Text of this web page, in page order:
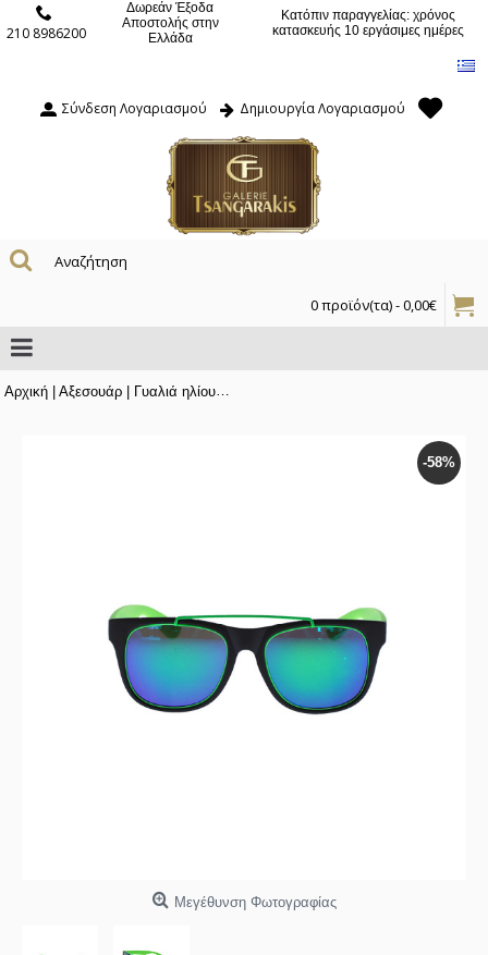
210 8986200
Δωρεάν Έξοδα
Αποστολής στην
Ελλάδα
Κατόπιν παραγγελίας: χρόνος
κατασκευής 10 εργάσιμες ημέρες
Σύνδεση Λογαριασμού Δημιουργία Λογαριασμού
0 προϊόν(τα) - 0,00€
Αρχική | Αξεσουάρ | Γυαλιά ηλίου |Σπορ Γυαλιά Ηλίου με πράσινο/μαύρο
-58%
Μεγέθυνση Φωτογραφίας